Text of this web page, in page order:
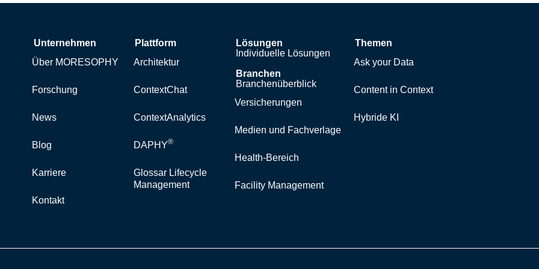
Unternehmen
Über MORESOPHY
Forschung
News
Blog
Karriere
Kontakt
Plattform
Architektur
ContextChat
ContextAnalytics
DAPHY®
Glossar Lifecycle
Management
Lösungen
Individuelle Lösungen
Branchen
Branchenüberblick
Versicherungen
Medien und Fachverlage
Health-Bereich
Facility Management
Themen
Ask your Data
Content in Context
Hybride KI